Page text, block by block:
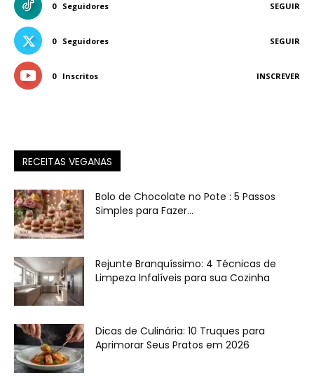
0 Seguidores SEGUIR
0 Seguidores SEGUIR
0 Inscritos INSCREVER
RECEITAS VEGANAS
Bolo de Chocolate no Pote : 5 Passos
Simples para Fazer...
Rejunte Branquíssimo: 4 Técnicas de
Limpeza Infalíveis para sua Cozinha
Dicas de Culinária: 10 Truques para
Aprimorar Seus Pratos em 2026